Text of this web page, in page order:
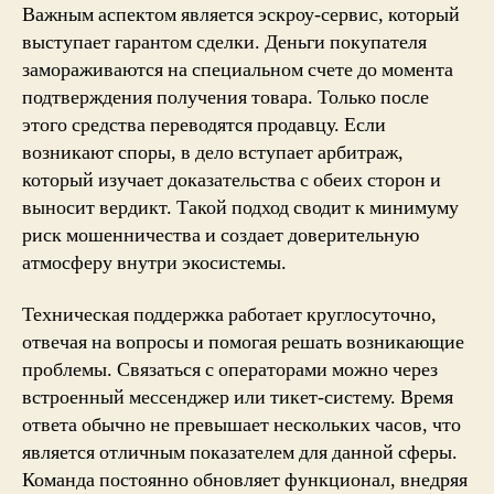
Важным аспектом является эскроу-сервис, который
выступает гарантом сделки. Деньги покупателя
замораживаются на специальном счете до момента
подтверждения получения товара. Только после
этого средства переводятся продавцу. Если
возникают споры, в дело вступает арбитраж,
который изучает доказательства с обеих сторон и
выносит вердикт. Такой подход сводит к минимуму
риск мошенничества и создает доверительную
атмосферу внутри экосистемы.
Техническая поддержка работает круглосуточно,
отвечая на вопросы и помогая решать возникающие
проблемы. Связаться с операторами можно через
встроенный мессенджер или тикет-систему. Время
ответа обычно не превышает нескольких часов, что
является отличным показателем для данной сферы.
Команда постоянно обновляет функционал, внедряя